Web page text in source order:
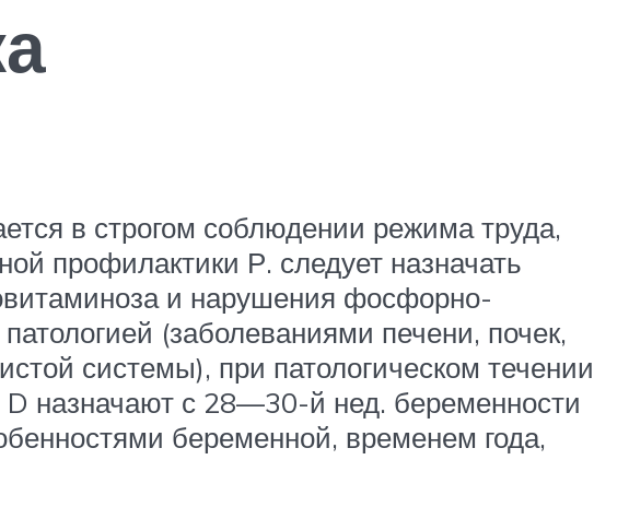
в строгом соблюдении режима труда,
профилактики Р. следует назначать
и нарушения фосфорно-
(заболеваниями печени, почек,
системы), при патологическом течении
назначают с 28—30-й нед. беременности
беременной, временем года,